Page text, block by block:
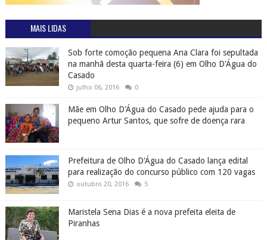
MAIS LIDAS
Sob forte comoção pequena Ana Clara foi sepultada
na manhã desta quarta-feira (6) em Olho D'Água do
Casado
julho 06, 2016 0
Mãe em Olho D'Água do Casado pede ajuda para o
pequeno Artur Santos, que sofre de doença rara
Prefeitura de Olho D'Água do Casado lança edital
para realização do concurso público com 120 vagas
outubro 20, 2016 5
Maristela Sena Dias é a nova prefeita eleita de
Piranhas